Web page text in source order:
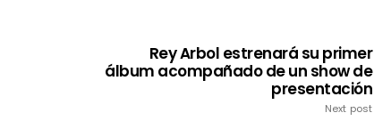
Rey Arbol estrenará su primer
álbum acompañado de un show de
presentación
Next post